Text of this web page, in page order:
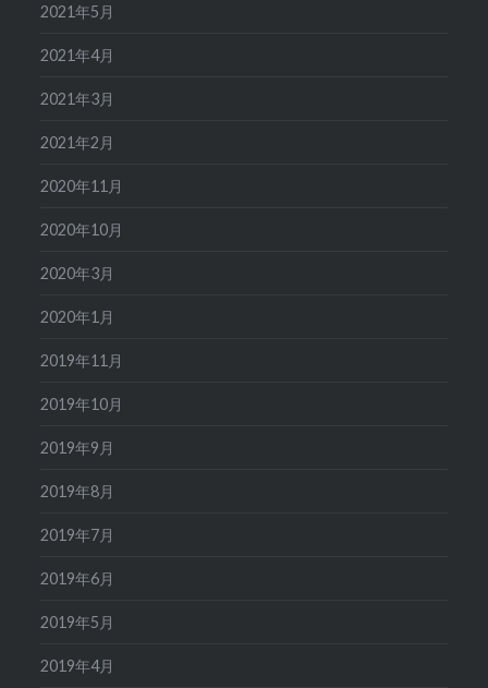
2021年5月
2021年4月
2021年3月
2021年2月
2020年11月
2020年10月
2020年3月
2020年1月
2019年11月
2019年10月
2019年9月
2019年8月
2019年7月
2019年6月
2019年5月
2019年4月